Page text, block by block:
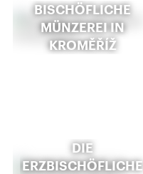
BISCHÖFLICHE
MÜNZEREI IN
KROMĚŘÍŽ
DIE
ERZBISCHÖFLICHE